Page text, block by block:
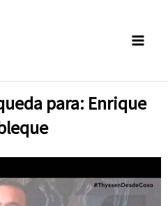
para: Enrique